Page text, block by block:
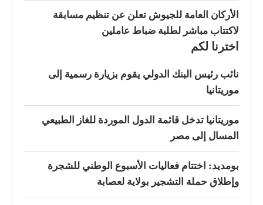
الأركان العامة للجيوش تعلن عن تنظيم مسابقة
لاكتتاب مباشر لطلبة ضباط عاملين
اخترنا لكم
نائب رئيس البنك الدولي يقوم بزيارة رسمية إلى
موريتانيا
موريتانيا تدخل قائمة الدول الموردة للغاز الطبيعي
المسال إلى مصر
بومديد: اختتام فعاليات الأسبوع الوطني للشجرة
وإطلاق حملة التشجير بولاية لعصابة